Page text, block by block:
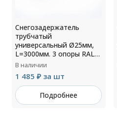
Снегозадержатель
трубчатый
универсальный Ø25мм,
L=3000мм. 3 опоры RAL
8017
В наличии
1 485 ₽ за шт
Подробнее